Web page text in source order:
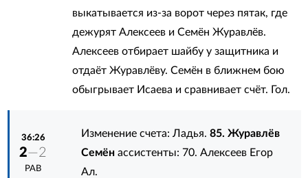
выкатывается из-за ворот через пятак, где
дежурят Алексеев и Семён Журавлёв.
Алексеев отбирает шайбу у защитника и
отдаёт Журавлёву. Семён в ближнем бою
обыгрывает Исаева и сравнивает счёт. Гол.
36:26
2—2
РАВ
Изменение счета: Ладья.85. Журавлёв
Семён ассистенты: 70. Алексеев Егор
Ал.